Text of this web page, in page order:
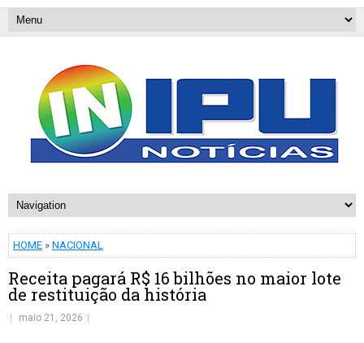
HOME » NACIONAL
Receita pagará R$ 16 bilhões no maior lote
de restituição da história
maio 21, 2026